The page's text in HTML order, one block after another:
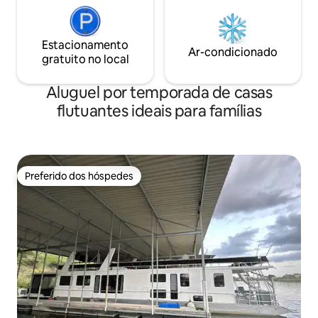
Estacionamento
gratuito no local
Ar-condicionado
Aluguel por temporada de casas
flutuantes ideais para famílias
Preferido dos hóspedes
Preferido dos hóspedes